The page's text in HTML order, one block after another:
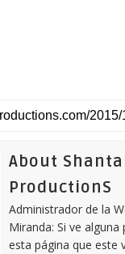
About
ProductionS
Administrador de la
Miranda: Si ve alguna
esta página que este